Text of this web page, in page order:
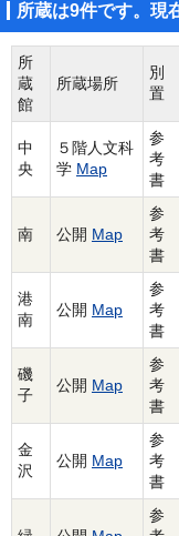
所蔵は9件です。現
所
蔵
館
所蔵場所
別
置
中
央
５階人文科
学 Map
参
考
書
南 公開 Map
参
考
書
港
南
公開 Map
参
考
書
磯
子
公開 Map
参
考
書
金
沢
公開 Map
参
考
書
参